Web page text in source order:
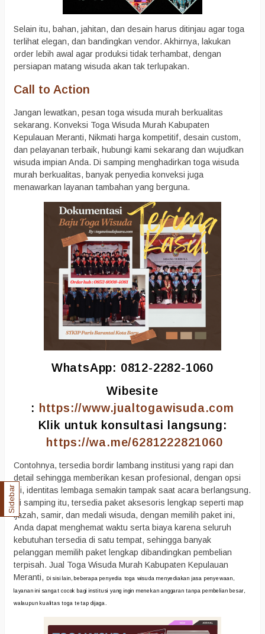
Selain itu, bahan, jahitan, dan desain harus ditinjau agar toga
terlihat elegan, dan bandingkan vendor. Akhirnya, lakukan
order lebih awal agar produksi tidak terhambat, dengan
persiapan matang wisuda akan tak terlupakan.
Call to Action
Jangan lewatkan, pesan toga wisuda murah berkualitas
sekarang. Konveksi Toga Wisuda Murah Kabupaten
Kepulauan Meranti, Nikmati harga kompetitif, desain custom,
dan pelayanan terbaik, hubungi kami sekarang dan wujudkan
wisuda impian Anda. Di samping menghadirkan toga wisuda
murah berkualitas, banyak penyedia konveksi juga
menawarkan layanan tambahan yang berguna.
WhatsApp: 0812-2282-1060
Wibesite
: https://www.jualtogawisuda.com
Klik untuk konsultasi langsung:
https://wa.me/6281222821060
Contohnya, tersedia bordir lambang institusi yang rapi dan
detail sehingga memberikan kesan profesional, dengan opsi
ini, identitas lembaga semakin tampak saat acara berlangsung.
Di samping itu, tersedia paket aksesoris lengkap seperti map
ijazah, samir, dan medali wisuda, dengan memilih paket ini,
Anda dapat menghemat waktu serta biaya karena seluruh
kebutuhan tersedia di satu tempat, sehingga banyak
pelanggan memilih paket lengkap dibandingkan pembelian
terpisah. Jual Toga Wisuda Murah Kabupaten Kepulauan
Meranti, Di sisi lain, beberapa penyedia toga wisuda menyediakan jasa penyewaan,
layanan ini sangat cocok bagi institusi yang ingin menekan anggaran tanpa pembelian besar,
walaupun kualitas toga tetap dijaga.
Sidebar